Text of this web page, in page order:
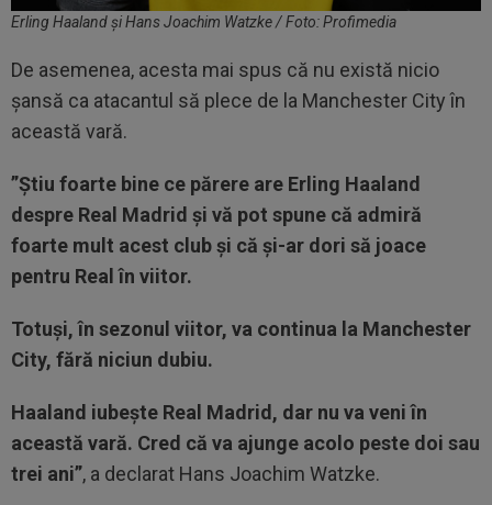
Erling Haaland și Hans Joachim Watzke / Foto: Profimedia
De asemenea, acesta mai spus că nu există nicio
șansă ca atacantul să plece de la Manchester City în
această vară.
”Știu foarte bine ce părere are Erling Haaland
despre Real Madrid și vă pot spune că admiră
foarte mult acest club și că și-ar dori să joace
pentru Real în viitor.
Totuși, în sezonul viitor, va continua la Manchester
City, fără niciun dubiu.
Haaland iubește Real Madrid, dar nu va veni în
această vară. Cred că va ajunge acolo peste doi sau
trei ani”, a declarat Hans Joachim Watzke.